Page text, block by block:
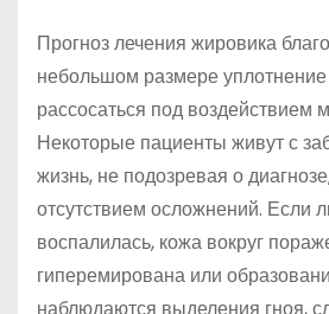
Прогноз лечения жировика
небольшом размере
рассосаться под воздействием
Некоторые пациенты живут с
жизнь, не подозревая о
отсутствием осложнений. Если
воспалилась, кожа вокруг
гиперемирована или